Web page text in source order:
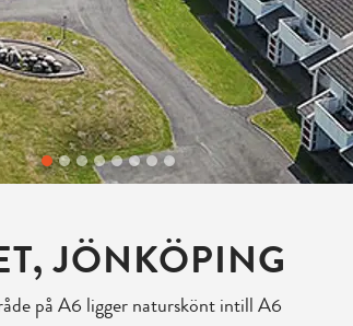
JÖNKÖPING
på A6 ligger naturskönt intill A6